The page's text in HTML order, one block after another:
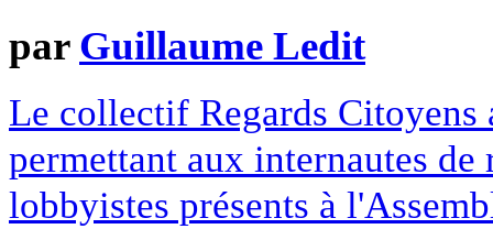
par Guillaume Ledit
Le collectif Regards
permettant aux internautes de
lobbyistes présents à